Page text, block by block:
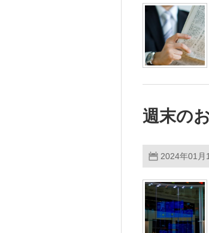
週末の
2024年01月